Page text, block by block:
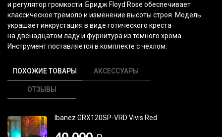
и регулятор громкости. Бридж Floyd Rose обеспечивает
классическое тремоло и изменение высоты строя. Модель
украшает инкрустация в виде готического креста
на двенадцатом ладу и фурнитура из тёмного хрома.
Инструмент поставляется в комплекте с чехлом.
ПОХОЖИЕ ТОВАРЫ АКСЕССУАРЫ
ОТЗЫВЫ
Ibanez GRX120SP-VRD Vivis Red